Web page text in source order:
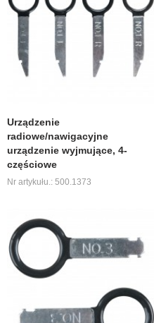
Urządzenie
radiowe/nawigacyjne
urządzenie wyjmujące, 4-
częściowe
Nr artykułu.: 500.1373